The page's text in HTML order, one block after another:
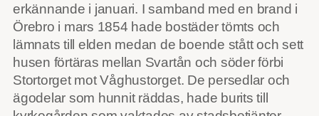
erkännande i januari. I samband med en brand i
Örebro i mars 1854 hade bostäder tömts och
lämnats till elden medan de boende stått och sett
husen förtäras mellan Svartån och söder förbi
Stortorget mot Våghustorget. De persedlar och
ägodelar som hunnit räddas, hade burits till